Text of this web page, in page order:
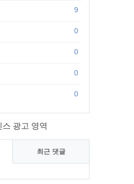
9
0
0
0
0
스 광고 영역
최근 댓글